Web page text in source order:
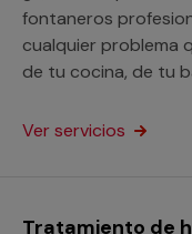
fontaneros
cualquier problema
de tu cocina, de tu
Ver servicios
Tratamiento de